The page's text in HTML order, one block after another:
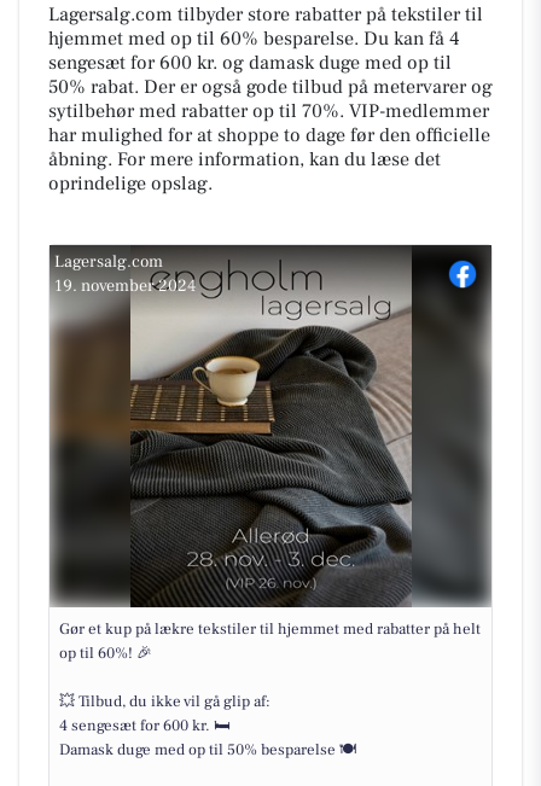
Lagersalg.com tilbyder store rabatter på tekstiler til
hjemmet med op til 60% besparelse. Du kan få 4
sengesæt for 600 kr. og damask duge med op til
50% rabat. Der er også gode tilbud på metervarer og
sytilbehør med rabatter op til 70%. VIP-medlemmer
har mulighed for at shoppe to dage før den officielle
åbning. For mere information, kan du læse det
oprindelige opslag.
Lagersalg.com
19. november 2024
Gør et kup på lækre tekstiler til hjemmet med rabatter på helt
op til 60%! 🎉
💥 Tilbud, du ikke vil gå glip af:
4 sengesæt for 600 kr. 🛏️
Damask duge med op til 50% besparelse 🍽️